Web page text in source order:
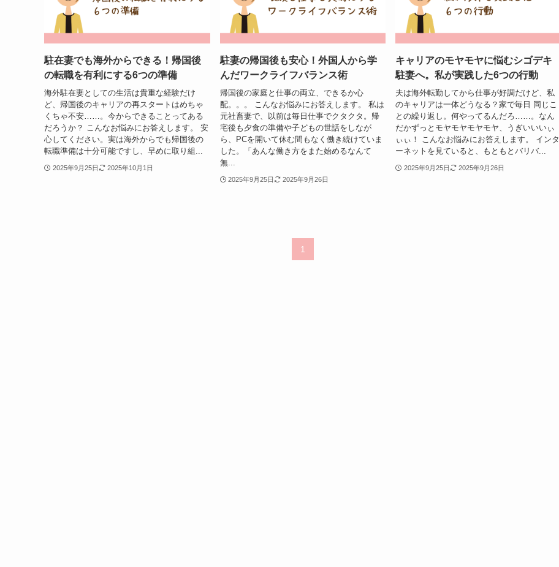
駐在妻でも海外からできる！帰国後
の転職を有利にする6つの準備
海外駐在妻としての生活は貴重な経験だけ
ど、帰国後のキャリアの再スタートはめちゃ
くちゃ不安……。今からできることってある
だろうか？ こんなお悩みにお答えします。 安
心してください。実は海外からでも帰国後の
転職準備は十分可能ですし、早めに取り組...
2025年9月25日 2025年10月1日
駐妻の帰国後も安心！外国人から学
んだワークライフバランス術
帰国後の家庭と仕事の両立、できるか心
配。。。 こんなお悩みにお答えします。 私は
元社畜妻で、以前は毎日仕事でクタクタ。帰
宅後も夕食の準備や子どもの世話をしなが
ら、PCを開いて休む間もなく働き続けていま
した。「あんな働き方をまた始めるなんて
無...
2025年9月25日 2025年9月26日
キャリアのモヤモヤに悩むシゴデキ
駐妻へ。私が実践した6つの行動
夫は海外転勤してから仕事が好調だけど、私
のキャリアは一体どうなる？家で毎日 同じこ
との繰り返し。何やってるんだろ……。なん
だかずっとモヤモヤモヤモヤ、うぎいいいぃ
ぃぃ！ こんなお悩みにお答えします。 インタ
ーネットを見ていると、もともとバリバ...
2025年9月25日 2025年9月26日
1